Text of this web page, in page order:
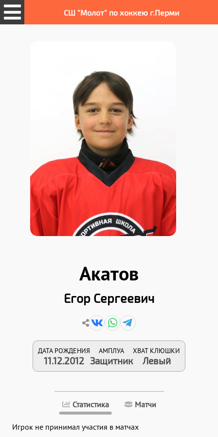
СШ "Молот" по хоккею г.Перми
Акатов
Егор Сергеевич
ДАТА РОЖДЕНИЯ
11.12.2012
АМПЛУА
Защитник
ХВАТ КЛЮШКИ
Левый
Статистика Матчи
Игрок не принимал участия в матчах